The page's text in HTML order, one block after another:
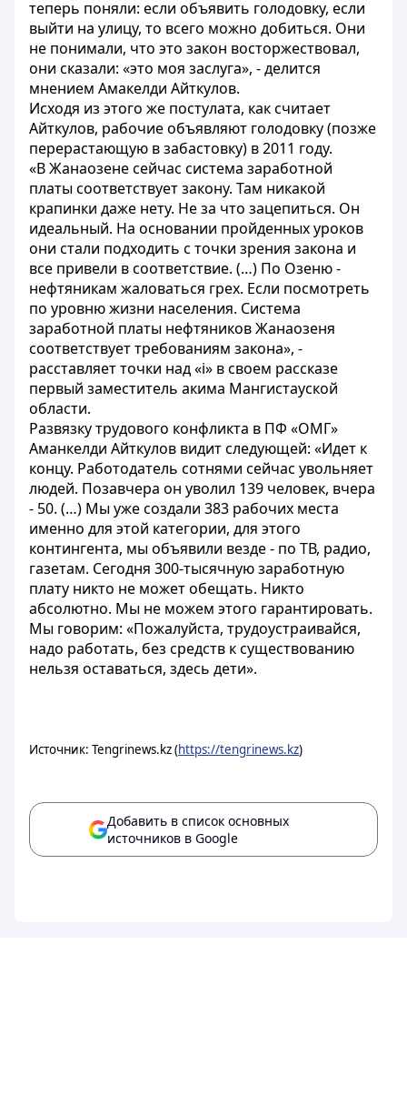
теперь поняли: если объявить голодовку, если
выйти на улицу, то всего можно добиться. Они
не понимали, что это закон восторжествовал,
они сказали: «это моя заслуга», - делится
мнением Амакелди Айткулов.
Исходя из этого же постулата, как считает
Айткулов, рабочие объявляют голодовку (позже
перерастающую в забастовку) в 2011 году.
«В Жанаозене сейчас система заработной
платы соответствует закону. Там никакой
крапинки даже нету. Не за что зацепиться. Он
идеальный. На основании пройденных уроков
они стали подходить с точки зрения закона и
все привели в соответствие. (…) По Озеню -
нефтяникам жаловаться грех. Если посмотреть
по уровню жизни населения. Система
заработной платы нефтяников Жанаозеня
соответствует требованиям закона», -
расставляет точки над «i» в своем рассказе
первый заместитель акима Мангистауской
области.
Развязку трудового конфликта в ПФ «ОМГ»
Аманкелди Айткулов видит следующей: «Идет к
концу. Работодатель сотнями сейчас увольняет
людей. Позавчера он уволил 139 человек, вчера
- 50. (…) Мы уже создали 383 рабочих места
именно для этой категории, для этого
контингента, мы объявили везде - по ТВ, радио,
газетам. Сегодня 300-тысячную заработную
плату никто не может обещать. Никто
абсолютно. Мы не можем этого гарантировать.
Мы говорим: «Пожалуйста, трудоустраивайся,
надо работать, без средств к существованию
нельзя оставаться, здесь дети».
Источник: Tengrinews.kz (https://tengrinews.kz)
Добавить в список основных
источников в Google